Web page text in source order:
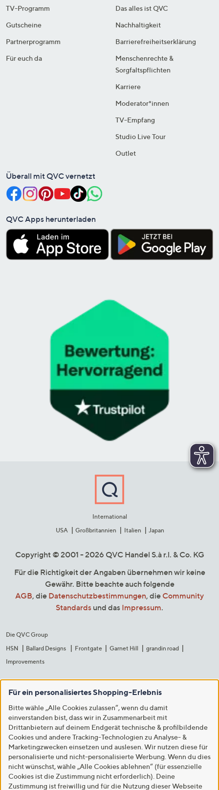
TV-Programm
Gutscheine
Partnerprogramm
Für euch da
Das alles ist QVC
Nachhaltigkeit
Barrierefreiheitserklärung
Menschenrechte &
Sorgfaltspflichten
Karriere
Moderator*innen
TV-Empfang
Studio Live Tour
Outlet
Überall mit QVC vernetzt
QVC Apps herunterladen
International
USA
Großbritannien Italien Japan
Copyright © 2001 - 2026 QVC Handel S.à r.l. & Co. KG
Für die Richtigkeit der Angaben übernehmen wir keine
Gewähr. Bitte beachte auch folgende
AGB, die Datenschutzbestimmungen, die Community
Standards und das Impressum.
Die QVC Group
HSN
Ballard Designs Frontgate Garnet Hill
grandin road
Improvements
Für ein personalisiertes Shopping-Erlebnis
Bitte wähle „Alle Cookies zulassen“, wenn du damit
einverstanden bist, dass wir in Zusammenarbeit mit
Drittanbietern auf deinem Endgerät technische & profilbildende
Cookies und andere Tracking-Technologien zu Analyse- &
Marketingzwecken einsetzen und auslesen. Wir nutzen diese für
personalisierte und nicht-personalisierte Werbung. Wenn du dies
nicht wünschst, wähle „Alle Cookies ablehnen“ (für essenzielle
Cookies ist die Zustimmung nicht erforderlich). Deine
Zustimmung ist freiwillig und für die Nutzung dieser Webseite